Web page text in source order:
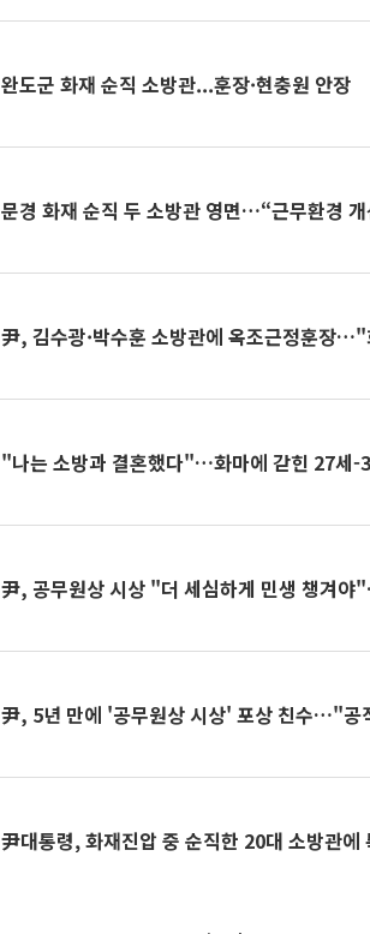
완도군 화재 순직 소방관...훈장·현충원 안장
문경 화재 순직 두 소방관 영면…“근무환경
尹, 김수광·박수훈 소방관에 옥조근정훈장
"나는 소방과 결혼했다"…화마에 갇힌 27세-
尹, 공무원상 시상 "더 세심하게 민생 챙겨
尹, 5년 만에 '공무원상 시상' 포상 친수…"공
尹대통령, 화재진압 중 순직한 20대 소방관